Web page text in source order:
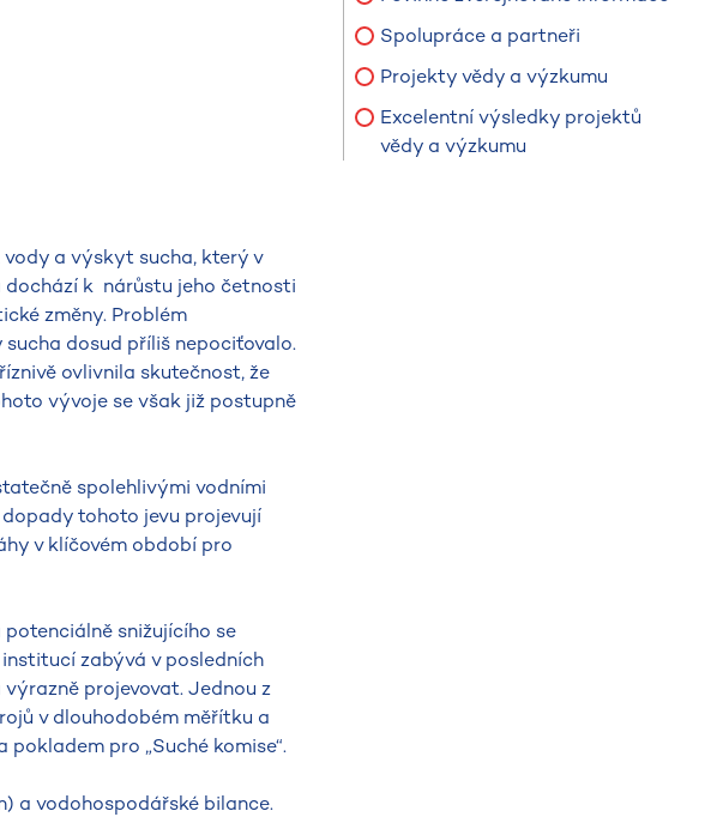
a výskyt sucha, který v
dochází k nárůstu jeho četnosti
změny. Problém
dosud příliš nepociťovalo.
ovlivnila skutečnost, že
vývoje se však již postupně
spolehlivými vodními
tohoto jevu projevují
v klíčovém období pro
snižujícího se
zabývá v posledních
projevovat. Jednou z
v dlouhodobém měřítku a
pro „Suché komise“.
a vodohospodářské bilance.
Spolupráce a partneři
Projekty vědy a výzkumu
Excelentní výsledky projektů
vědy a výzkumu